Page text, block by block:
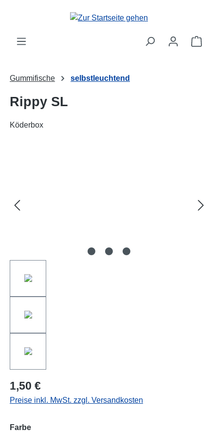
Gummifische selbstleuchtend
Rippy SL
Köderbox
1,50 €
Preise inkl. MwSt. zzgl. Versandkosten
Farbeauswählen